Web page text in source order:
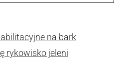
na bark
rykowisko jeleni